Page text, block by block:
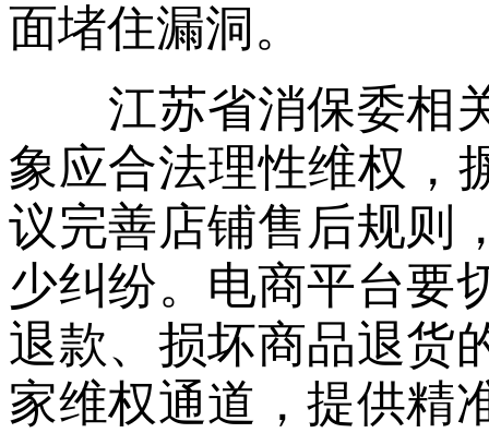
面堵住漏洞。
江苏省消保委相关
象应合法理性维权，
议完善店铺售后规则
少纠纷。电商平台要
退款、损坏商品退货
家维权通道，提供精